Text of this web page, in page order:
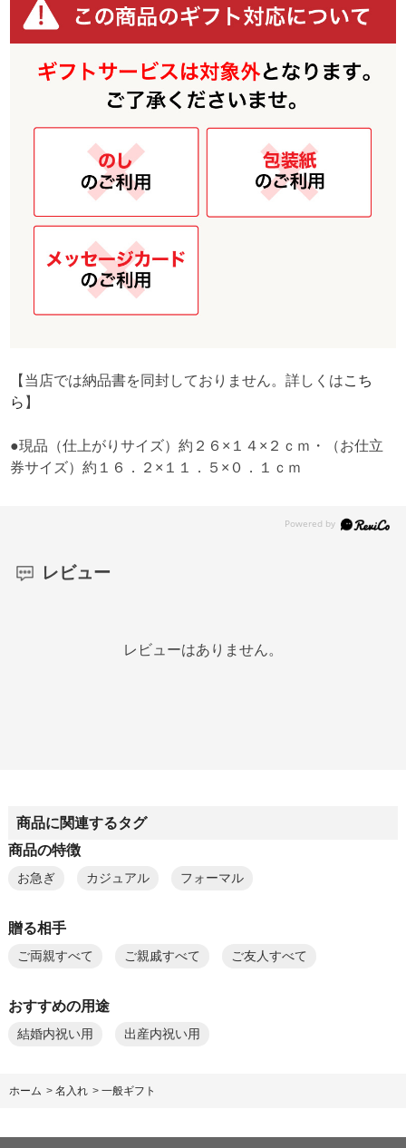
【当店では納品書を同封しておりません。詳しくはこち
ら 】
●現品（仕上がりサイズ）約２６×１４×２ｃｍ・（お仕立
券サイズ）約１６．２×１１．５×０．１ｃｍ
レビュー
レビューはありません。
商品に関連するタグ
商品の特徴
お急ぎ カジュアル フォーマル
贈る相手
ご両親すべて ご親戚すべて ご友人すべて
おすすめの用途
結婚内祝い用 出産内祝い用
ホーム > 名入れ > 一般ギフト